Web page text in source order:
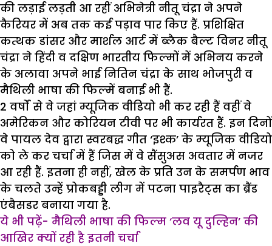
की लड़ाई लड़ती आ रहीं अभिनेत्री नीतू चंद्रा ने अपने
कैरियर में अब तक कई पड़ाव पार किए हैं. प्रशिक्षित
कत्थक डांसर और मार्शल आर्ट में ब्लैक बैल्ट विनर नीतू
चंद्रा ने हिंदी व दक्षिण भारतीय फिल्मों में अभिनय करने
के अलावा अपने भाई नितिन चंद्रा के साथ भोजपुरी व
मैथिली भाषा की फिल्में बनाई भी हैं.
2 वर्षों से वे जहां म्यूजिक वीडियो भी कर रही हैं वहीं वे
अमेरिकन और कोरियन टीवी पर भी कार्यरत हैं. इन दिनों
वे पायल देव द्वारा स्वरबद्ध गीत ‘इश्क’ के म्यूजिक वीडियो
को ले कर चर्चा में हैं जिस में वे सैंसुअस अवतार में नजर
आ रही हैं. इतना ही नहीं, खेल के प्रति उन के समर्पण भाव
के चलते उन्हें प्रोकबड्डी लीग में पटना पाइरैट्स का ब्रैंड
एंबैसडर बनाया गया है.
ये भी पढ़ें- मैथिली भाषा की फिल्म ‘लव यू दुल्हिन’ की
आखिर क्यों रही है इतनी चर्चा